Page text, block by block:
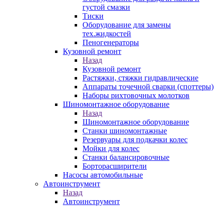
густой смазки
Тиски
Оборудование для замены
тех.жидкостей
Пеногенераторы
Кузовной ремонт
Назад
Кузовной ремонт
Растяжки, стяжки гидравлические
Аппараты точечной сварки (споттеры)
Наборы рихтовочных молотков
Шиномонтажное оборудование
Назад
Шиномонтажное оборудование
Станки шиномонтажные
Резервуары для подкачки колес
Мойки для колес
Станки балансировочные
Борторасширители
Насосы автомобильные
Автоинструмент
Назад
Автоинструмент